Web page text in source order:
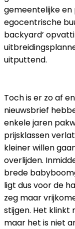
gemeentelijke
egocentrische
backyard’
uitputtend.
Toch is er zo af
nieuwsbrief
enkele jaren
prijsklassen
kleiner willen
overlijden.
brede
ligt dus voor de
zeg maar
stijgen. Het klinkt
maar het is niet